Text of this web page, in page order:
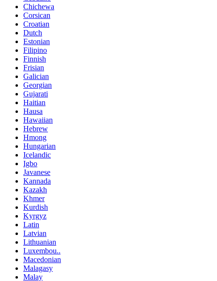
Chichewa
Corsican
Croatian
Dutch
Estonian
Filipino
Finnish
Frisian
Galician
Georgian
Gujarati
Haitian
Hausa
Hawaiian
Hebrew
Hmong
Hungarian
Icelandic
Igbo
Javanese
Kannada
Kazakh
Khmer
Kurdish
Kyrgyz
Latin
Latvian
Lithuanian
Luxembou..
Macedonian
Malagasy
Malay